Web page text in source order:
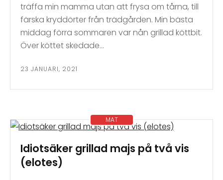
träffa min mamma utan att frysa om tårna, till
färska kryddörter från trädgården. Min bästa
middag förra sommaren var nån grillad köttbit.
Över köttet skedade…
23 JANUARI, 2021
MAT
Idiotsäker grillad majs på två vis
(elotes)